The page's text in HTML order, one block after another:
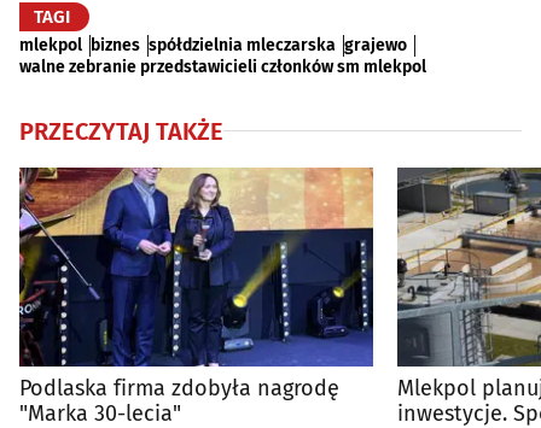
TAGI
mlekpol biznes spółdzielnia mleczarska grajewo
walne zebranie przedstawicieli członków sm mlekpol
PRZECZYTAJ TAKŻE
Podlaska firma zdobyła nagrodę
"Marka 30-lecia"
Mlekpol
inwestycje.